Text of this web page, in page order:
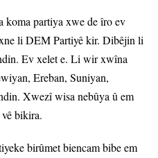
koma partiya xwe de îro ev
li DEM Partiyê kir. Dibêjin li
Ev xelet e. Li wir xwîna
Ereban, Suniyan,
Xwezî wisa nebûya û em
bikira.
birûmet biencam bibe em